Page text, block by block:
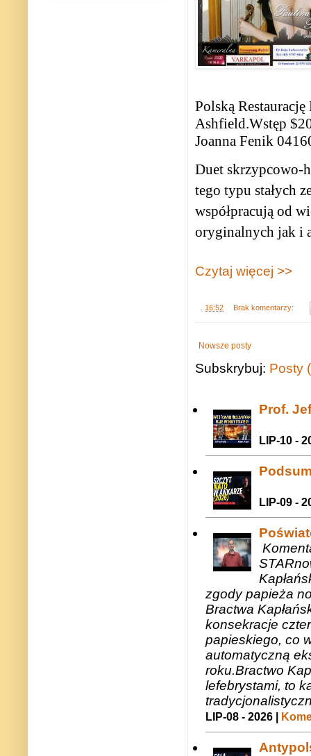
Polską
Ashfield.Wstęp
Joanna Fenik
Duet skrzypcowo-
tego typu stałych
współpracują od
oryginalnych jak i
Czytaj więcej >>
16:52 Brak komentarzy:
Nowsze posty
Subskrybuj: Posty
Prof.
LIP-10 -
LIP-09 -
zgody papieża
Bractwa
konsekracje
papieskiego, co
automatyczną
roku.Bractwo
lefebrystami, to
LIP-08 - 2026 |